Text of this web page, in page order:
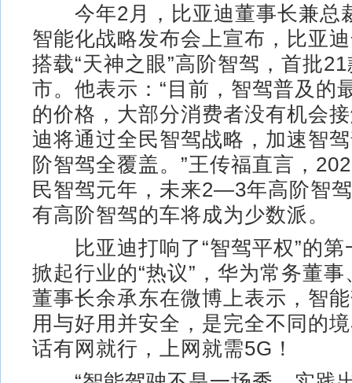
今年2月，比亚迪董事长兼总
智能化战略发布会上宣布，比亚
搭载“天神之眼”高阶智驾，首批
市。他表示：“目前，智驾普及的
的价格，大部分消费者没有机会
迪将通过全民智驾战略，加速智
阶智驾全覆盖。”王传福直言，
民智驾元年，未来2—3年高阶智
有高阶智驾的车将成为少数派。
比亚迪打响了“智驾平权”的第
掀起行业的“热议”，华为常务董
董事长余承东在微博上表示，智
用与好用并安全，是完全不同的
话有网就行，上网就需5G！